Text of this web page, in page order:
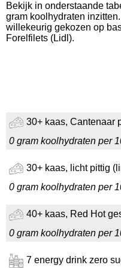
Bekijk in onderstaande
gram koolhydraten
willekeurig gekozen op
Forelfilets (Lidl).
30+ kaas, Cantenaar
0 gram koolhydraten per
30+ kaas, licht pittig
0 gram koolhydraten per
40+ kaas, Red Hot
0 gram koolhydraten per
7 energy drink zero